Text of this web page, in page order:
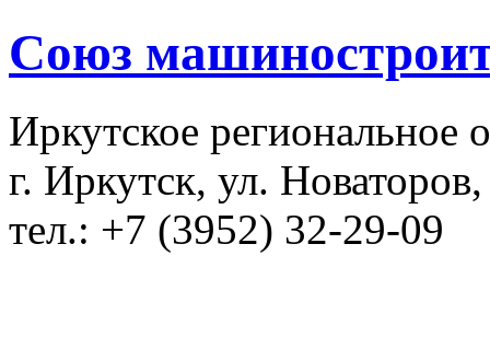
Союз
Иркутское региональное
г. Иркутск, ул.
тел.: +7 (3952) 32-29-09